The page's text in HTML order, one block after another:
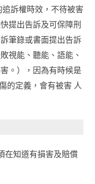
訴權時效，不待被害
提出告訴及可保障刑
筆錄或書面提出告訴
視能、聽能、語能、
。），因為有時候是
的定義，會有被害 人
在知道有損害及賠償